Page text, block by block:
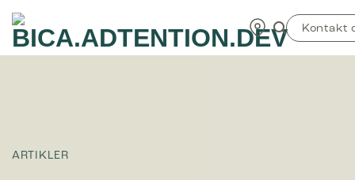
indhold
Kontakt
ARTIKLER